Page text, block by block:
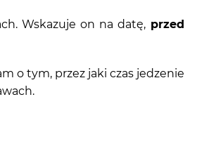
Wskazuje on na datę, przed
o tym, przez jaki czas jedzenie